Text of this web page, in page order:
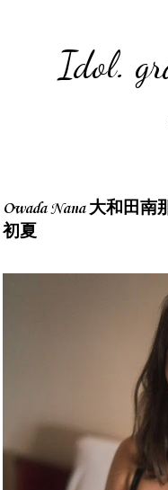
Idol.
Owada Nana 大和田
初夏